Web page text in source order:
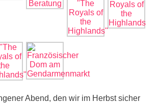
Abend, den wir im Herbst sicher